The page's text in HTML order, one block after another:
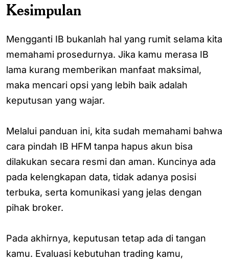
Kesimpulan
Mengganti IB bukanlah hal yang rumit selama kita
memahami prosedurnya. Jika kamu merasa IB
lama kurang memberikan manfaat maksimal,
maka mencari opsi yang lebih baik adalah
keputusan yang wajar.
Melalui panduan ini, kita sudah memahami bahwa
cara pindah IB HFM tanpa hapus akun bisa
dilakukan secara resmi dan aman. Kuncinya ada
pada kelengkapan data, tidak adanya posisi
terbuka, serta komunikasi yang jelas dengan
pihak broker.
Pada akhirnya, keputusan tetap ada di tangan
kamu. Evaluasi kebutuhan trading kamu,